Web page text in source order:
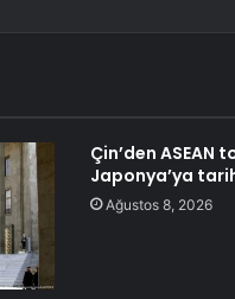
Çin’den ASEAN
Japonya’ya
Ağustos 8, 2026